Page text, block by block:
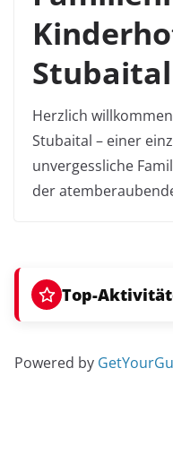
Herzlich
Stubaital – einer
unvergessliche
der
Top-
Powered by